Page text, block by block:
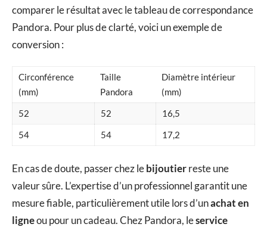
comparer le résultat avec le tableau de correspondance
Pandora. Pour plus de clarté, voici un exemple de
conversion :
Circonférence
(mm)
Taille
Pandora
Diamètre intérieur
(mm)
52
52
16,5
54
54 17,2
En cas de doute, passer chez lebijoutierreste une
valeur sûre. L’expertise d’un professionnel garantit une
mesure fiable, particulièrement utile lors d’unachat en
ligneou pour un cadeau. Chez Pandora, leservice